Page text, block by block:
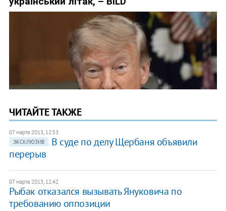
ЧИТАЙТЕ ТАКЖЕ
07 марта 2013, 12:53
ЭКСКЛЮЗИВ
В суде по делу Щербаня объявили
перерыв
07 марта 2013, 12:42
Рыбак отказался вызывать Януковича по
требованию оппозиции